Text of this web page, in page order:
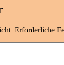
Erforderliche